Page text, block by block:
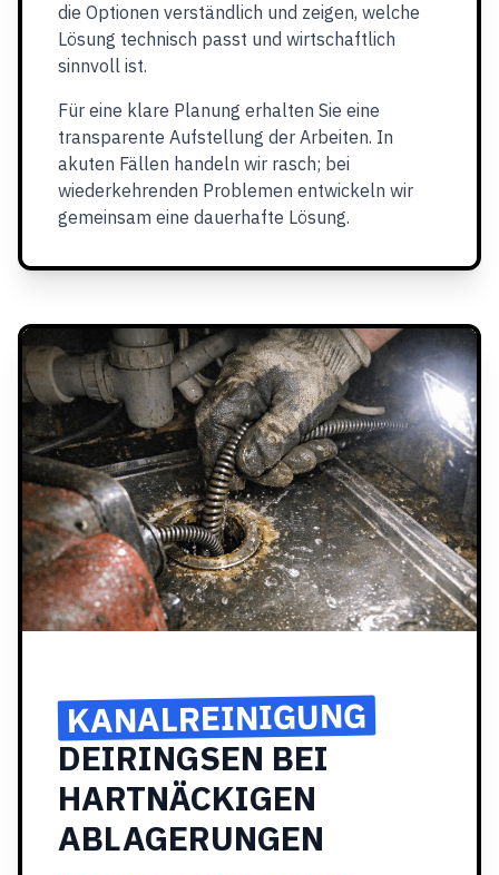
die Optionen verständlich und zeigen, welche
Lösung technisch passt und wirtschaftlich
sinnvoll ist.
Für eine klare Planung erhalten Sie eine
transparente Aufstellung der Arbeiten. In
akuten Fällen handeln wir rasch; bei
wiederkehrenden Problemen entwickeln wir
gemeinsam eine dauerhafte Lösung.
KANALREINIGUNG
DEIRINGSEN BEI
HARTNÄCKIGEN
ABLAGERUNGEN